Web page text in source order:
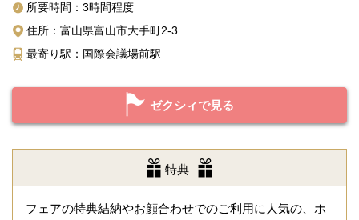
所要時間：3時間程度
住所：富山県富山市大手町2-3
最寄り駅：国際会議場前駅
ゼクシィで見る
特典
フェアの特典結納やお顔合わせでのご利用に人気の、ホ